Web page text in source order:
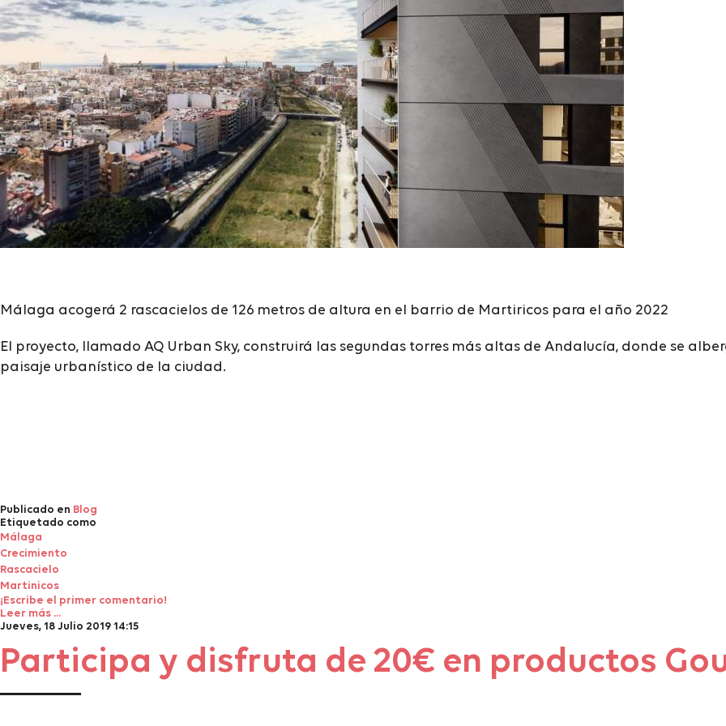
Málaga acogerá 2 rascacielos de 126 metros de altura en el barrio de Martiricos para el año 2022
El proyecto, llamado AQ Urban Sky, construirá las segundas torres más altas de Andalucía, donde se
paisaje urbanístico de la ciudad.
Publicado en Blog
Etiquetado como
Málaga
Crecimiento
Rascacielo
Martinicos
¡Escribe el primer comentario!
Leer más ...
Jueves, 18 Julio 2019 14:15
Participa y disfruta de 20€ en productos